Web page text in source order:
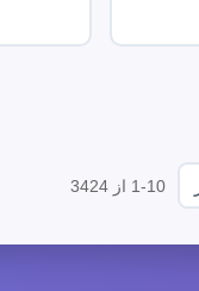
1-10 از 3424